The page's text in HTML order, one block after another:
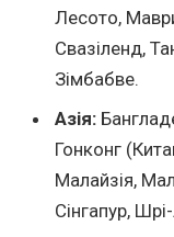
Лесото,
Свазіленд,
Зімбабве.
Азія:
Гонконг
Малайзія,
Сінгапур,